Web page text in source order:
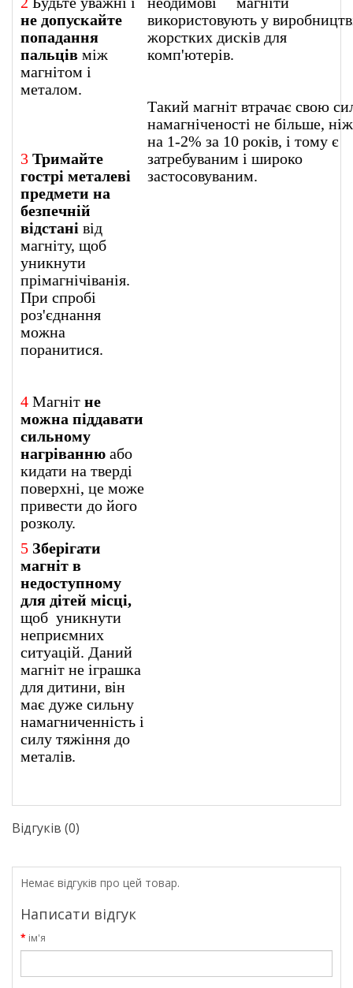
не допускайте
попадання
пальців між
магнітом і
металом.
3 Тримайте
гострі металеві
предмети на
безпечній
відстані від
магніту, щоб
уникнути
прімагнічіванія.
При спробі
роз'єднання
можна
поранитися.
4 Магніт не
можна піддавати
сильному
нагріванню або
кидати на тверді
поверхні, це може
привести до його
розколу.
5 Зберігати
магніт в
недоступному
для дітей місці,
щоб уникнути
неприємних
ситуацій. Даний
магніт не іграшка
для дитини, він
має дуже сильну
намагниченність і
силу тяжіння до
металів.
використовують у
жорстких дисків для
Такий магніт втрачає свою
намагніченості не більше, ніж
на 1-2% за 10 років, і тому є
затребуваним і широко
застосовуваним.
Відгуків (0)
Немає відгуків про цей товар.
Написати відгук
ім'я